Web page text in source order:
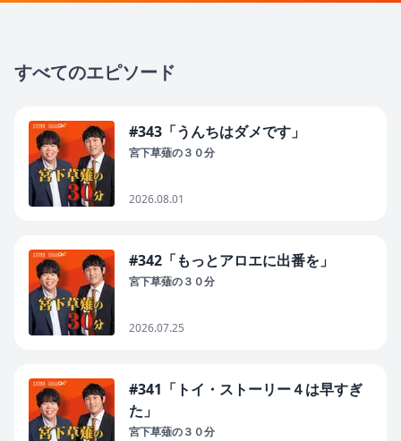
すべてのエピソード
#343「うんちはダメです」
宮下草薙の３０分
2026.08.01
#342「もっとアロエに出番を」
宮下草薙の３０分
2026.07.25
#341「トイ・ストーリー４は早すぎ
た」
宮下草薙の３０分